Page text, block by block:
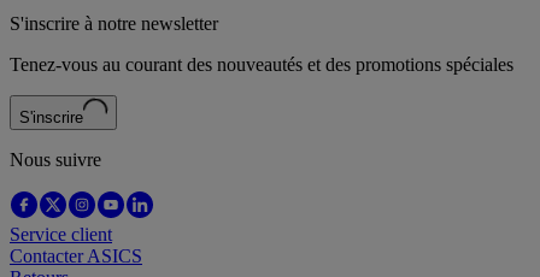
S'inscrire à notre newsletter
Tenez-vous au courant des nouveautés et des promotions spéciales
S'inscrire
Nous suivre
Service client
Contacter ASICS